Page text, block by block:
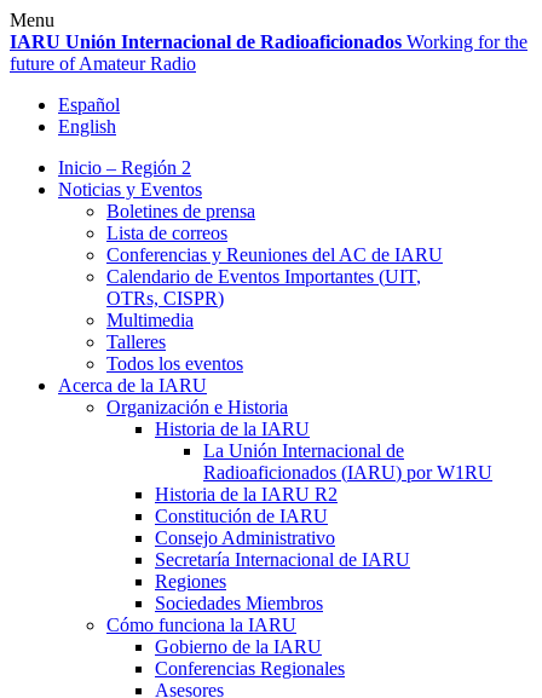
Skip
to
content
Menu
IARU Unión Internacional de Radioaficionados Working for the
future of Amateur Radio
Español
English
Inicio – Región 2
Noticias y Eventos
Boletines de prensa
Lista de correos
Conferencias y Reuniones del AC de IARU
Calendario de Eventos Importantes (UIT,
OTRs, CISPR)
Multimedia
Talleres
Todos los eventos
Acerca de la IARU
Organización e Historia
Historia de la IARU
La Unión Internacional de
Radioaficionados (IARU) porW1RU
Historia de la IARU R2
Constitución de IARU
Consejo Administrativo
Secretaría Internacional de IARU
Regiones
Sociedades Miembros
Cómo funciona la IARU
Gobierno de la IARU
Conferencias Regionales
Asesores